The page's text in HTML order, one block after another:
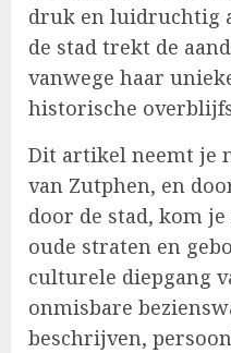
druk en luidruchtig
de stad trekt de
vanwege haar
historische
Dit artikel neemt je
van Zutphen, en
door de stad, kom
oude straten en
culturele diepgang
onmisbare
beschrijven,